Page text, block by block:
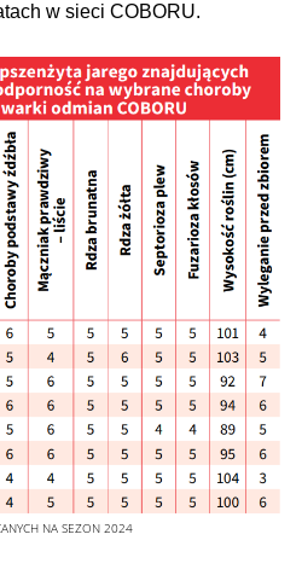
w sieci COBORU.
NA SEZON 2024